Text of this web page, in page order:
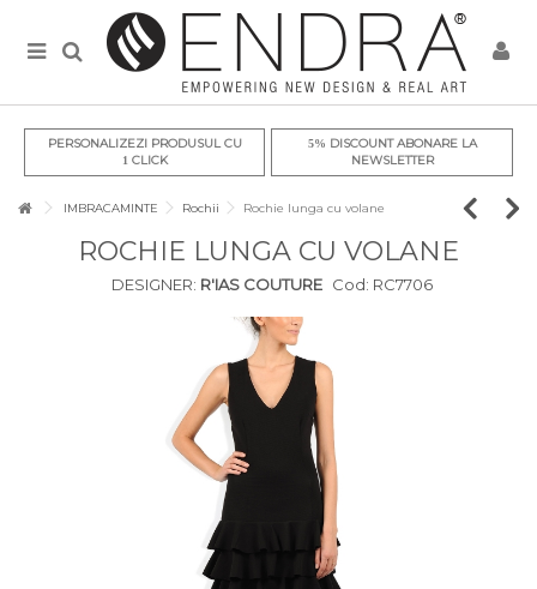
PERSONALIZEZI PRODUSUL CU
1CLICK
5% DISCOUNT ABONARE LA
NEWSLETTER
IMBRACAMINTE Rochii Rochie lunga cu volane
ROCHIE LUNGA CU VOLANE
DESIGNER: R'IAS COUTURE Cod: RC7706